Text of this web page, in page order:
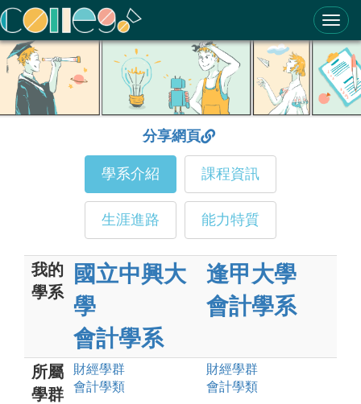
ColleGo! 大學選才與高中育才輔助系統
分享網頁
學系介紹 課程資訊
生涯進路 能力特質
我的
學系
國立中興大
學
會計學系
逢甲大學
會計學系
所屬
學群
財經學群
會計學類
財經學群
會計學類